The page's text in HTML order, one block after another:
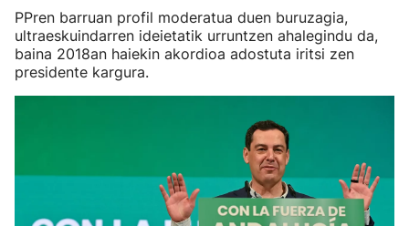
PPren barruan profil moderatua duen buruzagia,
ultraeskuindarren ideietatik urruntzen ahalegindu da,
baina 2018an haiekin akordioa adostuta iritsi zen
presidente kargura.